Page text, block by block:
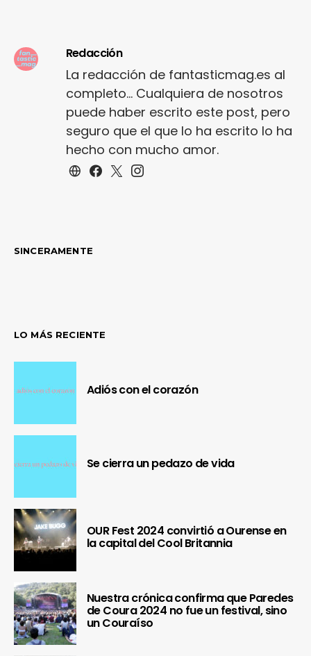
Redacción
La redacción de fantasticmag.es al
completo... Cualquiera de nosotros
puede haber escrito este post, pero
seguro que el que lo ha escrito lo ha
hecho con mucho amor.
SINCERAMENTE
LO MÁS RECIENTE
Adiós con el corazón
Se cierra un pedazo de vida
OUR Fest 2024 convirtió a Ourense en
la capital del Cool Britannia
Nuestra crónica confirma que Paredes
de Coura 2024 no fue un festival, sino
un Couraíso